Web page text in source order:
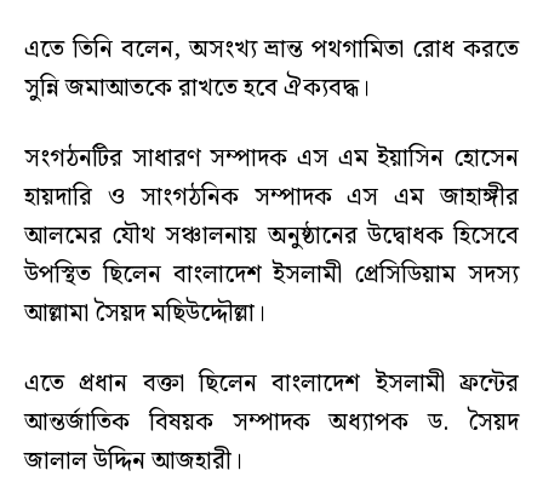
এতে তিনি বলেন, অসংখ্য ভ্রান্ত পথগামিতা রোধ করতে
সুন্নি জমাআতকে রাখতে হবে ঐক্যবদ্ধ।
সংগঠনটির সাধারণ সম্পাদক এস এম ইয়াসিন হোসেন
হায়দারি ও সাংগঠনিক সম্পাদক এস এম জাহাঙ্গীর
আলমের যৌথ সঞ্চালনায় অনুষ্ঠানের উদ্বোধক হিসেবে
উপস্থিত ছিলেন বাংলাদেশ ইসলামী প্রেসিডিয়াম সদস্য
আল্লামা সৈয়দ মছিউদ্দৌল্লা।
এতে প্রধান বক্তা ছিলেন বাংলাদেশ ইসলামী ফ্রন্টের
আন্তর্জাতিক বিষয়ক সম্পাদক অধ্যাপক ড. সৈয়দ
জালাল উদ্দিন আজহারী।